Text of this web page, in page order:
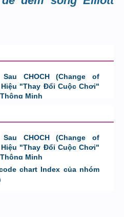
CHOCH (Change of
"Thay Đổi Cuộc Chơi"
Minh
CHOCH (Change of
"Thay Đổi Cuộc Chơi"
Minh
chart Index của nhóm